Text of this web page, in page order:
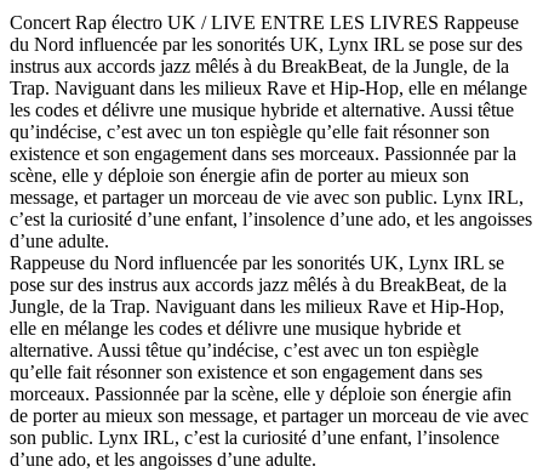
Concert Rap électro UK / LIVE ENTRE LES LIVRES Rappeuse
du Nord influencée par les sonorités UK, Lynx IRL se pose sur des
instrus aux accords jazz mêlés à du BreakBeat, de la Jungle, de la
Trap. Naviguant dans les milieux Rave et Hip-Hop, elle en mélange
les codes et délivre une musique hybride et alternative. Aussi têtue
qu’indécise, c’est avec un ton espiègle qu’elle fait résonner son
existence et son engagement dans ses morceaux. Passionnée par la
scène, elle y déploie son énergie afin de porter au mieux son
message, et partager un morceau de vie avec son public. Lynx IRL,
c’est la curiosité d’une enfant, l’insolence d’une ado, et les angoisses
d’une adulte.
Rappeuse du Nord influencée par les sonorités UK, Lynx IRL se
pose sur des instrus aux accords jazz mêlés à du BreakBeat, de la
Jungle, de la Trap. Naviguant dans les milieux Rave et Hip-Hop,
elle en mélange les codes et délivre une musique hybride et
alternative. Aussi têtue qu’indécise, c’est avec un ton espiègle
qu’elle fait résonner son existence et son engagement dans ses
morceaux. Passionnée par la scène, elle y déploie son énergie afin
de porter au mieux son message, et partager un morceau de vie avec
son public. Lynx IRL, c’est la curiosité d’une enfant, l’insolence
d’une ado, et les angoisses d’une adulte.